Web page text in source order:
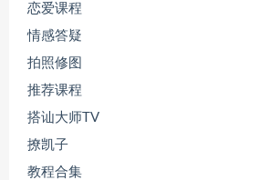
恋爱课程
情感答疑
拍照修图
推荐课程
搭讪大师TV
撩凯子
教程合集